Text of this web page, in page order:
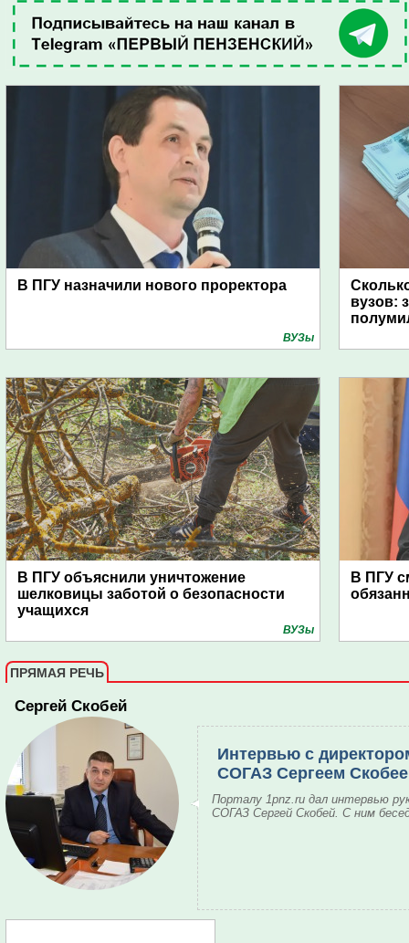
В ПГУ назначили нового проректора
ВУЗы
вузов:
В ПГУ объяснили уничтожение
шелковицы заботой о безопасности
учащихся
ВУЗы
В ПГУ
ПРЯМАЯ РЕЧЬ
Сергей Скобей
Интервью с
СОГАЗ Сергеем
Порталу 1pnz.ru дал интервью
СОГАЗ Сергей Скобей. С ним